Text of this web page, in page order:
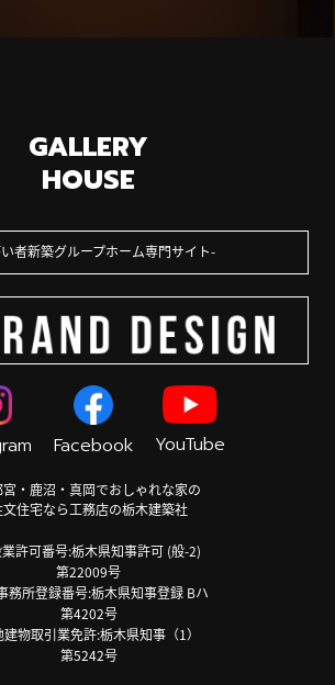
GALLERY
HOUSE
者新築グループホーム専門サイト
Facebook YouTube
・鹿沼・真岡でおしゃれな家の
文住宅なら工務店の栃木建築社
許可番号:栃木県知事許可 (般-2)
第22009号
務所登録番号:栃木県知事登録 Bハ
第4202号
建物取引業免許:栃木県知事（1）
第5242号